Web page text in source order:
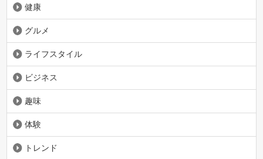
健康
グルメ
ライフスタイル
ビジネス
趣味
体験
トレンド